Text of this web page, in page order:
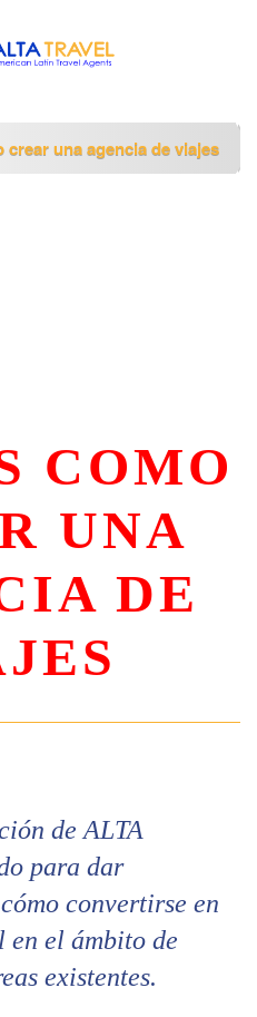
crear una agencia de viajes​
COMO
UNA
DE
de ALTA
para dar
convertirse en
en el ámbito de
existentes.